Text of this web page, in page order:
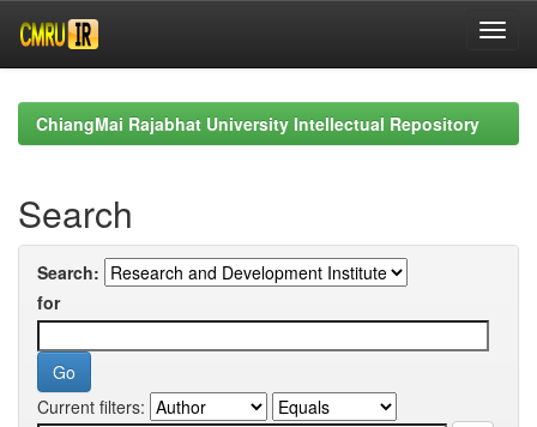
navigationChiangMai Rajabhat University Intellectual Repository
Search
Search:
for
Current filters: